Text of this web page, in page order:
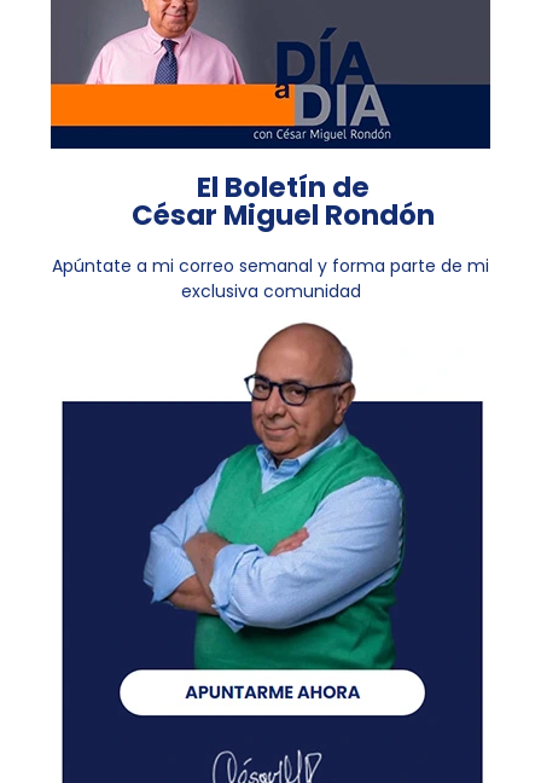
El Boletín de
César Miguel Rondón
Apúntate a mi correo semanal y forma parte de mi
exclusiva comunidad